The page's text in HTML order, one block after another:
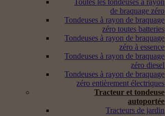
Toutes les tondeuses à rayon
de braquage zéro
Tondeuses à rayon de braquage
zéro toutes batteries
Tondeuses à rayon de braquage
zéro à essence
Tondeuses à rayon de braquage
zéro diesel
Tondeuses à rayon de braquage
zéro entièrement électriques
Tracteur et tondeuse
autoportée
Tracteurs de jardin